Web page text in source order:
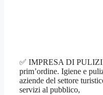
✅ IMPRESA DI
prim’ordine. Igiene e
aziende del settore
servizi al pubblico,